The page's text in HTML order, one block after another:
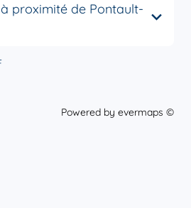
à proximité de Pontault-
Powered by evermaps ©